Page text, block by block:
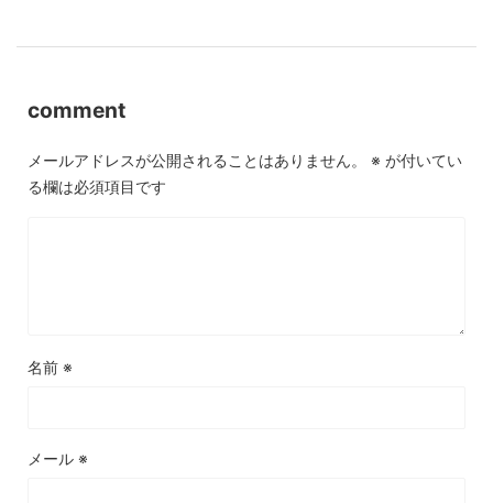
comment
メールアドレスが公開されることはありません。 ※ が付いてい
る欄は必須項目です
名前 ※
メール ※